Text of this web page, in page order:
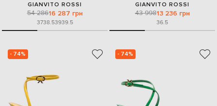
GIANVITO ROSSI
54 28616 287 грн
3738.53939.5
GIANVITO ROSSI
43 99813 236 грн
36.5
- 74% - 74%